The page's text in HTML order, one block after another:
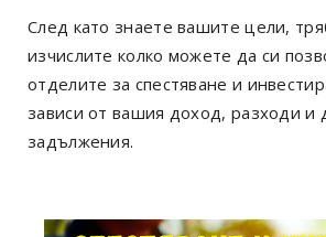
След като знаете вашите цели,
изчислите колко можете да си
отделите за спестяване и
зависи от вашия доход, разходи и
задължения.